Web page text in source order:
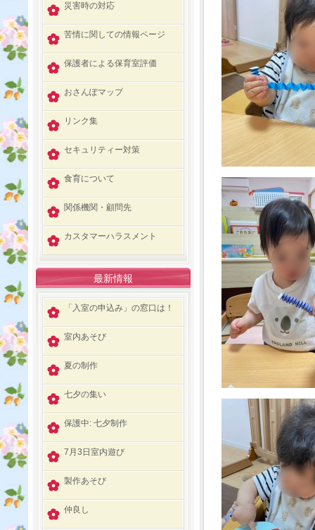
災害時の対応
苦情に関しての情報ページ
保護者による保育室評価
おさんぽマップ
リンク集
セキュリティー対策
食育について
関係機関・顧問先
カスタマーハラスメント
最新情報
「入室の申込み」の窓口は！
室内あそび
夏の制作
七夕の集い
保護中: 七夕制作
7月3日室内遊び
製作あそび
仲良し